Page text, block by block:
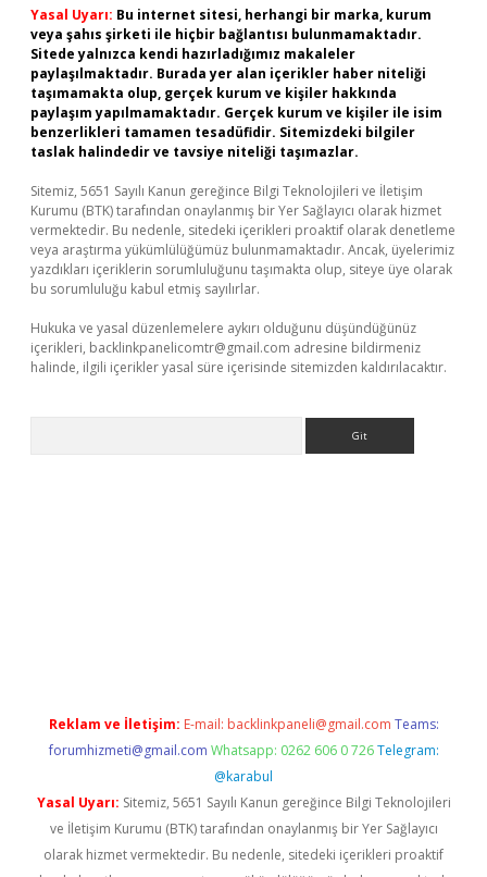
Yasal Uyarı: Bu internet sitesi, herhangi bir marka, kurum
veya şahıs şirketi ile hiçbir bağlantısı bulunmamaktadır.
Sitede yalnızca kendi hazırladığımız makaleler
paylaşılmaktadır. Burada yer alan içerikler haber niteliği
taşımamakta olup, gerçek kurum ve kişiler hakkında
paylaşım yapılmamaktadır. Gerçek kurum ve kişiler ile isim
benzerlikleri tamamen tesadüfidir. Sitemizdeki bilgiler
taslak halindedir ve tavsiye niteliği taşımazlar.
Sitemiz, 5651 Sayılı Kanun gereğince Bilgi Teknolojileri ve İletişim
Kurumu (BTK) tarafından onaylanmış bir Yer Sağlayıcı olarak hizmet
vermektedir. Bu nedenle, sitedeki içerikleri proaktif olarak denetleme
veya araştırma yükümlülüğümüz bulunmamaktadır. Ancak, üyelerimiz
yazdıkları içeriklerin sorumluluğunu taşımakta olup, siteye üye olarak
bu sorumluluğu kabul etmiş sayılırlar.
Hukuka ve yasal düzenlemelere aykırı olduğunu düşündüğünüz
içerikleri, backlinkpanelicomtr@gmail.com adresine bildirmeniz
halinde, ilgili içerikler yasal süre içerisinde sitemizden kaldırılacaktır.
Reklam ve İletişim: E-mail: backlinkpaneli@gmail.com Teams:
forumhizmeti@gmail.com Whatsapp: 0262 606 0 726 Telegram:
@karabul
Yasal Uyarı: Sitemiz, 5651 Sayılı Kanun gereğince Bilgi Teknolojileri
ve İletişim Kurumu (BTK) tarafından onaylanmış bir Yer Sağlayıcı
olarak hizmet vermektedir. Bu nedenle, sitedeki içerikleri proaktif